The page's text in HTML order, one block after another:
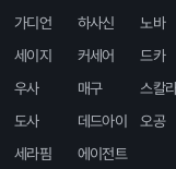
가디언
하사신
노바
세이지
커세어
드카
우사
매구
스칼
도사
데드아이
오공
세라핌
에이전트